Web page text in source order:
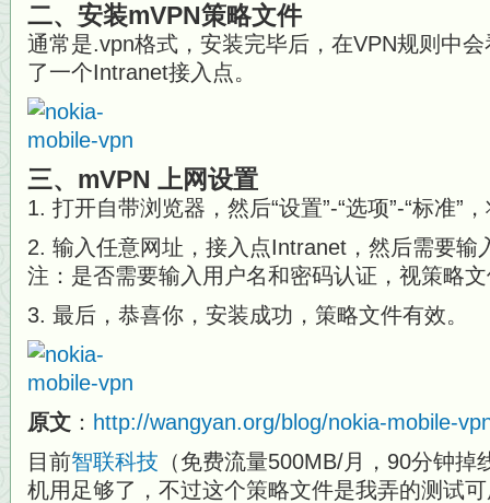
二、安装mVPN策略文件
通常是.vpn格式，安装完毕后，在VPN规则中
了一个Intranet接入点。
三、mVPN 上网设置
1. 打开自带浏览器，然后“设置”-“选项”-“标准”
2. 输入任意网址，接入点Intranet，然后需要输
注：是否需要输入用户名和密码认证，视策略
3. 最后，恭喜你，安装成功，策略文件有效。
原文 ： http://wangyan.org/blog/nokia-mobile-
目前智联科技 （免费流量500MB/月，90分钟
机用足够了，不过这个策略文件是我弄的测试